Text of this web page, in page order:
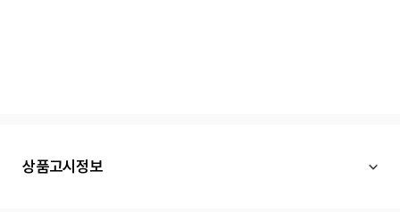
상품고시정보